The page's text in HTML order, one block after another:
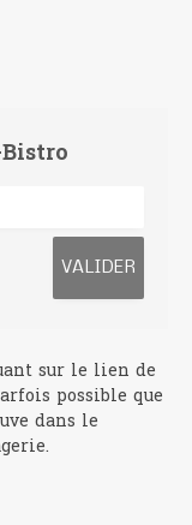
sur le lien de
possible que
dans le